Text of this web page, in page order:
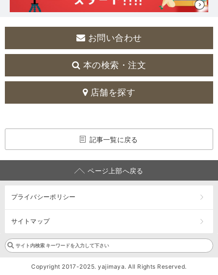
お問い合わせ
本の検索・注文
店舗を探す
記事一覧に戻る
ページ上部へ戻る
プライバシーポリシー
サイトマップ
Copyright 2017-2025. yajimaya. All Rights Reserved.